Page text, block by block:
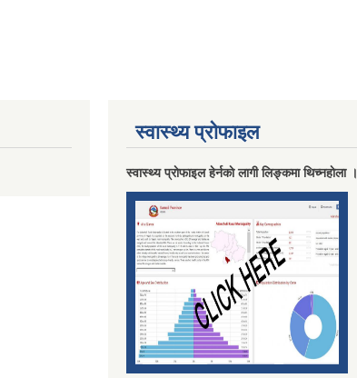
स्वास्थ्य प्राेफाइल
स्वास्थ्य प्राेफाइल हेर्नकाे लागी लिङ्कमा थिच्नहाेला ।